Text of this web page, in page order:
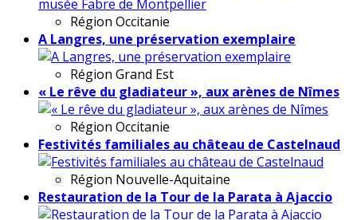
Région Occitanie
A Langres, une préservation exemplaire
Région Grand Est
« Le rêve du gladiateur », aux arènes de Nîmes
Région Occitanie
Festivités familiales au château de Castelnaud
Région Nouvelle-Aquitaine
Restauration de la Tour de la Parata à Ajaccio